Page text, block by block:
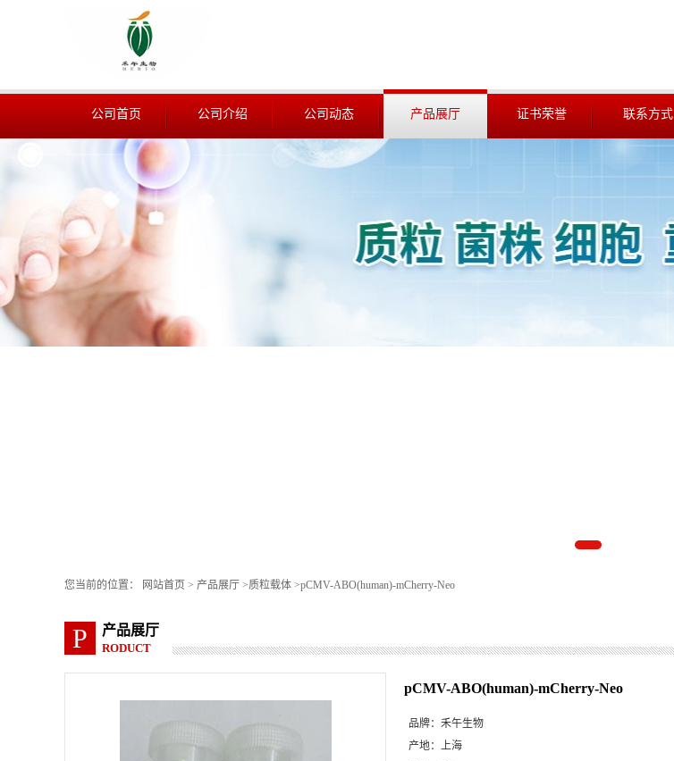
公司首页 公司介绍 公司动态 产品展厅 证书荣誉 联系方式
您当前的位置： 网站首页 > 产品展厅 >质粒载体 >pCMV-ABO(human)-mCherry-Neo
P 产品展厅
RODUCT
pCMV-ABO(human)-mCherry-Neo
品牌： 禾午生物
产地： 上海